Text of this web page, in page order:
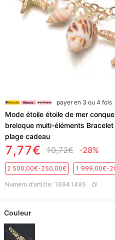
payer en 3 ou 4 fois
Mode étoile étoile de mer
breloque multi-éléments
plage cadeau
7,77€ 10,72€ -28%
2 500,00€-250,00€ 1 999,00€-
Numéro d'article: 16941495
Couleur